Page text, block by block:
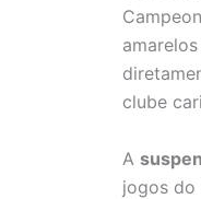
clube
A
jogos do